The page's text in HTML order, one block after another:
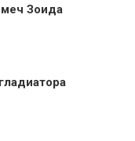
Зоида